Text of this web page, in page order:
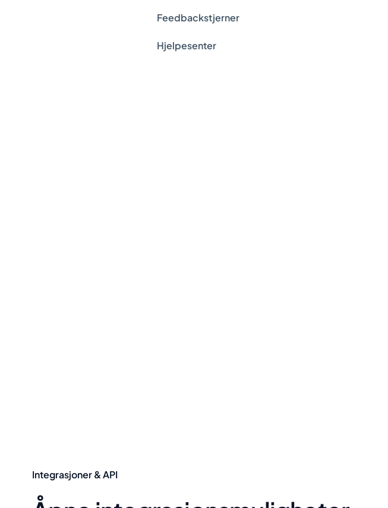
Feedbackstjerner
Hjelpesenter
Integrasjoner & API